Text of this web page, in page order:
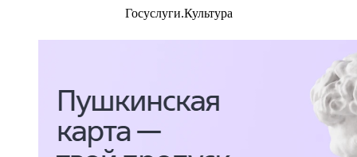
Госуслуги.Культура